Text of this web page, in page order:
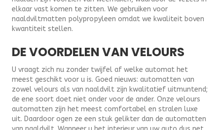
elkaar vast komen te zitten. We gebruiken voor
naaldviltmatten polypropyleen omdat we kwaliteit boven
kwantiteit stellen.
DE VOORDELEN VAN VELOURS
U vraagt zich nu zonder twijfel af welke automat het
meest geschikt voor u is. Goed nieuws: automatten van
zowel velours als van naaldvilt zijn kwalitatief uitmuntend;
de ene soort doet niet onder voor de ander. Onze velours
automatten zijn het meest comfortabel en stralen luxe
uit. Daardoor ogen ze een stuk gelikter dan de automatten